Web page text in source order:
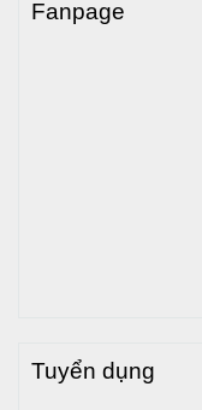
Fanpage
Tuyển dụng